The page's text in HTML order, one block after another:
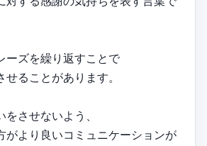
ーズを繰り返すことで
ることがあります。
させないよう、
がより良いコミュニケーションが